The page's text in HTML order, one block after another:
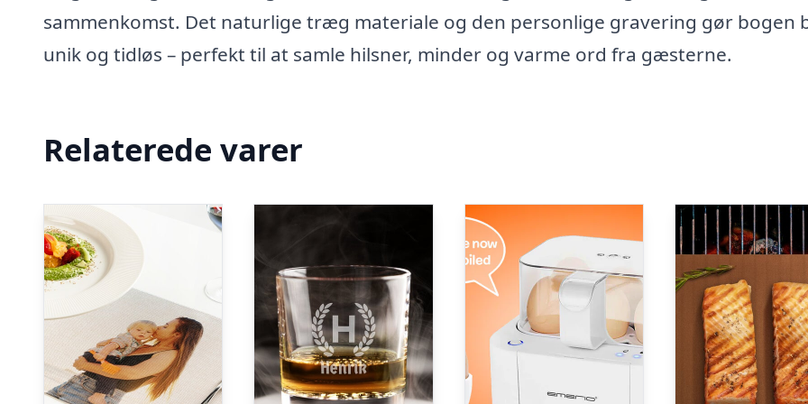
sammenkomst. Det naturlige træg materiale og den personlige gravering gør bogen
unik og tidløs – perfekt til at samle hilsner, minder og varme ord fra gæsterne.
Relaterede varer